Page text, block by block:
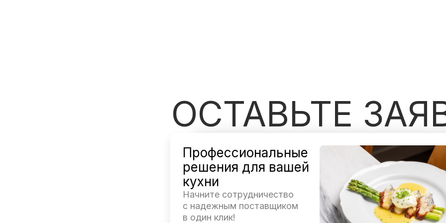
ОСТАВЬТЕ
Профессиональные
решения для вашей
кухни
Начните сотрудничество
с надежным поставщиком
в один клик!